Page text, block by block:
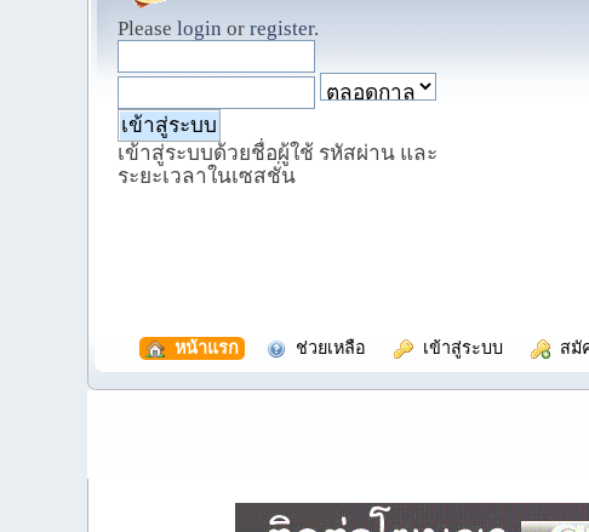
Please login or register.
เข้าสู่ระบบด้วยชื่อผู้ใช้ รหัสผ่าน และ
ระยะเวลาในเซสชั่น
หน้าแรก ช่วยเหลือ เข้าสู่ระบบ สมั